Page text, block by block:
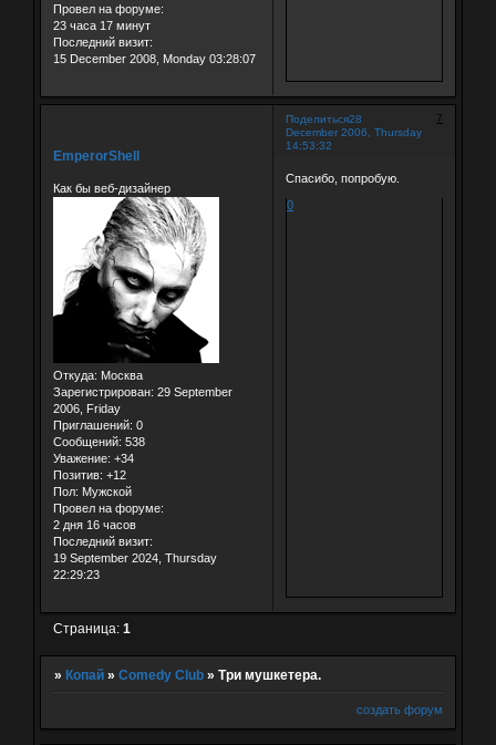
Провел на форуме:
23 часа 17 минут
Последний визит:
15 December 2008, Monday 03:28:07
Поделиться 7
28
December 2006, Thursday
14:53:32
EmperorShell
Как бы веб-дизайнер
Откуда: Москва
Зарегистрирован: 29 September
2006, Friday
Приглашений: 0
Сообщений: 538
Уважение: +34
Позитив: +12
Пол: Мужской
Провел на форуме:
2 дня 16 часов
Последний визит:
19 September 2024, Thursday
22:29:23
Спасибо, попробую.
0
Страница: 1
» Копай » Comedy Club » Три мушкетера.
создать форум